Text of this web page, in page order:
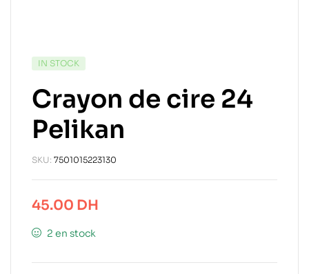
IN STOCK
Crayon de cire 24
Pelikan
SKU: 7501015223130
45.00 DH
2 en stock